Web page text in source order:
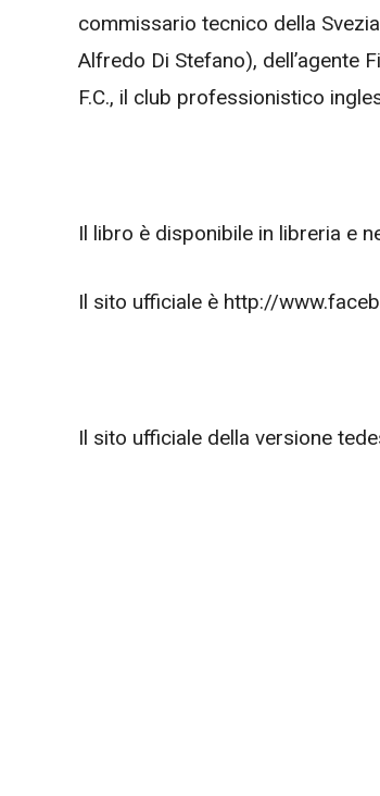
commissario tecnico della
Alfredo Di Stefano), dell’agente
F.C., il club professionistico
Il libro è disponibile in libreria e
Il sito ufficiale è http://
Il sito ufficiale della versione